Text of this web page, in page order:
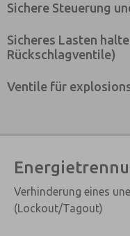
Sichere Steuerung
Sicheres Lasten
Rückschlagventile)
Ventile für
Verhinderung eines
(Lockout/Tagout)